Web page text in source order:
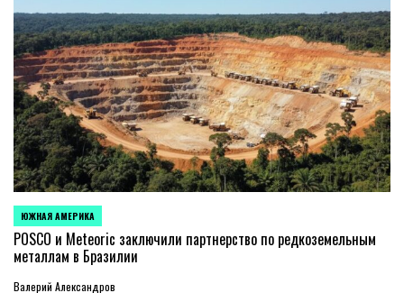
ОПУБЛИКОВАНО
В
ЮЖНАЯ АМЕРИКА
POSCO и Meteoric заключили партнерство по редкоземельным
металлам в Бразилии
Валерий Александров